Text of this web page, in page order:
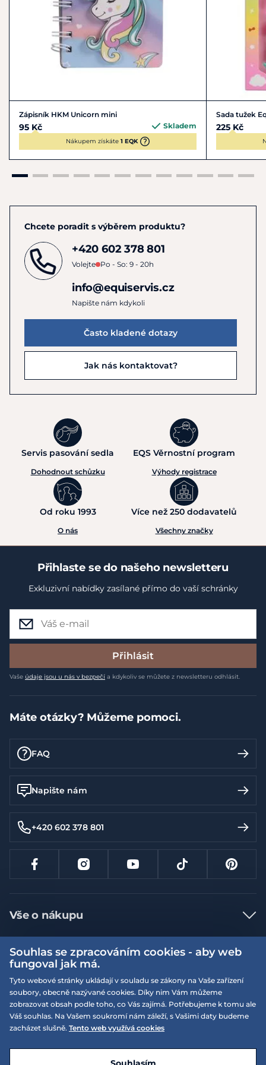
Zápisník HKM Unicorn mini
95 Kč Skladem
Nákupem získáte 1 EQK
Sada tužek
225 Kč
Chcete poradit s výběrem produktu?
+420 602 378 801
Volejte Po - So: 9 - 20h
info@equiservis.cz
Napište nám kdykoli
Často kladené dotazy
Jak nás kontaktovat?
Servis pasování sedla
Dohodnout schůzku
EQS Věrnostní program
Výhody registrace
Od roku 1993
O nás
Více než 250 dodavatelů
Všechny značky
Přihlaste se do našeho newsletteru
Exkluzivní nabídky zasílané přímo do vaší schránky
Přihlásit
Vaše údaje jsou u nás v bezpečí a kdykoliv se můžete z newsletteru odhlásit.
Máte otázky? Můžeme pomoci.
FAQ
Napište nám
+420 602 378 801
Vše o nákupu
Jak nakupovat
Nejčastější dotazy
Doprava a platba
Vrácení a výměna zboží
Reklamace
Více informací
Obchodní podmínky
Podmínky EQS věrnostního klubu
On-line katalogy
Naše prodejny
EQS Rudná
Souhlas se zpracováním cookies - aby web
fungoval jak má.
Tyto webové stránky ukládají v souladu se zákony na Vaše zařízení
soubory, obecně nazývané cookies. Díky nim Vám můžeme
zobrazovat obsah podle toho, co Vás zajímá. Potřebujeme k tomu ale
Váš souhlas. Na Vašem soukromí nám záleží, s Vašimi daty budeme
zacházet slušně. Tento web využívá cookies